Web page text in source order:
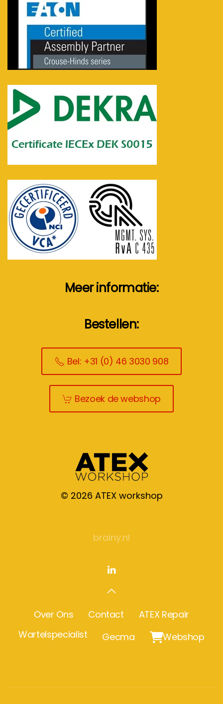
Meer informatie:
Bestellen:
Bel: +31 (0) 46 3030 908
Bezoek de webshop
© 2026 ATEX workshop
brainy.nl
Over Ons Contact
ATEX Repair
Wartelspecialist
Gecma Webshop